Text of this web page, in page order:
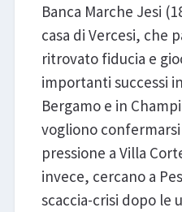
Banca Marche Jesi
casa di Vercesi, che
ritrovato fiducia e
importanti successi
Bergamo e in
vogliono
pressione a Villa
invece, cercano a
scaccia-crisi dopo